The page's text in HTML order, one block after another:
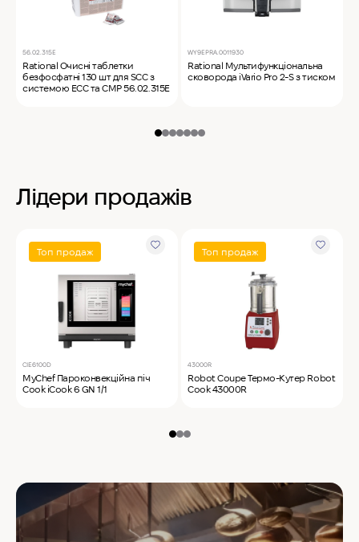
56.02.315E
Rational Очисні таблетки
безфосфатні 130 шт для SCC з
системою ECC та CMP 56.02.315E
WY9EPRA.0011930
Rational Мультифункціональна
сковорода iVario Pro 2-S з тиском
Лідери продажів
Топ продаж
CIE6100D
MyChef Пароконвекційна піч
Cook iCook 6 GN 1/1
Топ продаж
43000R
Robot Coupe Термо-Кутер Robot
Cook 43000R